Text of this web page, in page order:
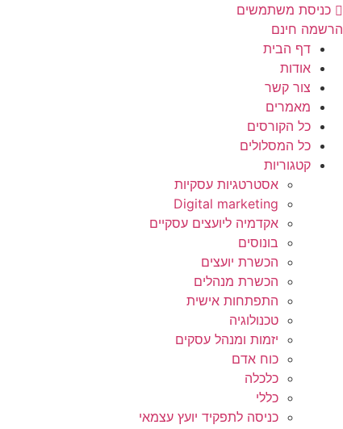
דלג
לתוכן
כניסת משתמשים
הרשמה חינם
דף הבית
אודות
צור קשר
מאמרים
כל הקורסים
כל המסלולים
קטגוריות
אסטרטגיות עסקיות
Digital marketing
אקדמיה ליועצים עסקיים
בונוסים
הכשרת יועצים
הכשרת מנהלים
התפתחות אישית
טכנולוגיה
יזמות ומנהל עסקים
כוח אדם
כלכלה
כללי
כניסה לתפקיד יועץ עצמאי